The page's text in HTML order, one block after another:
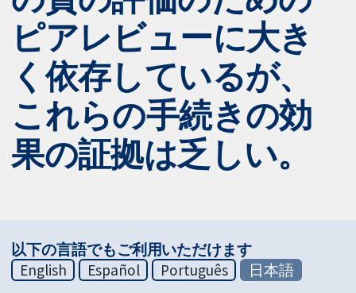
ピアレビューに大き
く依存しているが、
これらの手続きの効
果の証拠は乏しい。
以下の言語でもご利用いただけます
English
Español Português 日本語